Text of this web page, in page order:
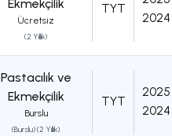
Ekmekçilik
Ücretsiz
(2 Yıllık)
TYT
2024
Pastacılık ve
Ekmekçilik
Burslu
(Burslu) (2 Yıllık)
TYT
2025
2024